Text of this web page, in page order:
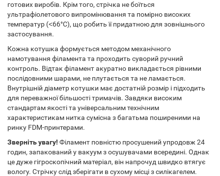
готових виробів. Крім того, стрічка не боїться
ультрафіолетового випромінювання та помірно високих
температур (˂66°C), що робить її придатною для зовнішнього
застосування.
Кожна котушка формується методом механічного
намотування філамента та проходить суворий ручний
контроль. Відтак філамент акуратно викладається рівними
послідовними шарами, не плутається та не ламається.
Внутрішній діаметр котушки має достатній розмір і підходить
для переважної більшості тримачів. Завдяки високим
стандартам якості та універсальним технічним
характеристикам нитка сумісна з багатьма поширеними на
ринку FDM-принтерами.
Зверніть увагу! Філамент повністю просушений упродовж 24
годин, запакований у вакуум з осушувачами всередині. Однак
це дуже гігроскопічний матеріал, він напрочуд швидко втягує
вологу. Стрічку слід зберігати в сухому місці з силікагелем.